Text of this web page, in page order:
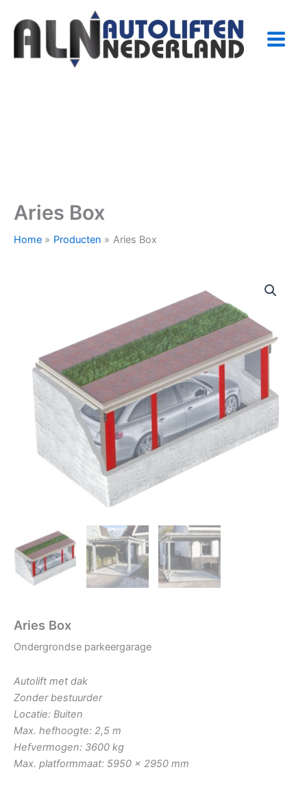
naar
inhoud
Aries Box
Home Producten Aries Box
Aries Box
Ondergrondse parkeergarage
Autolift met dak
Zonder bestuurder
Locatie: Buiten
Max. hefhoogte: 2,5 m
Hefvermogen: 3600 kg
Max. platformmaat: 5950 x 2950 mm